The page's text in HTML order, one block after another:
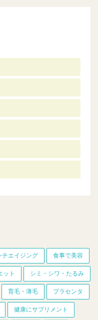
チエイジング 食事で美容
ット シミ・シワ・たるみ
育毛・薄毛 プラセンタ
健康にサプリメント